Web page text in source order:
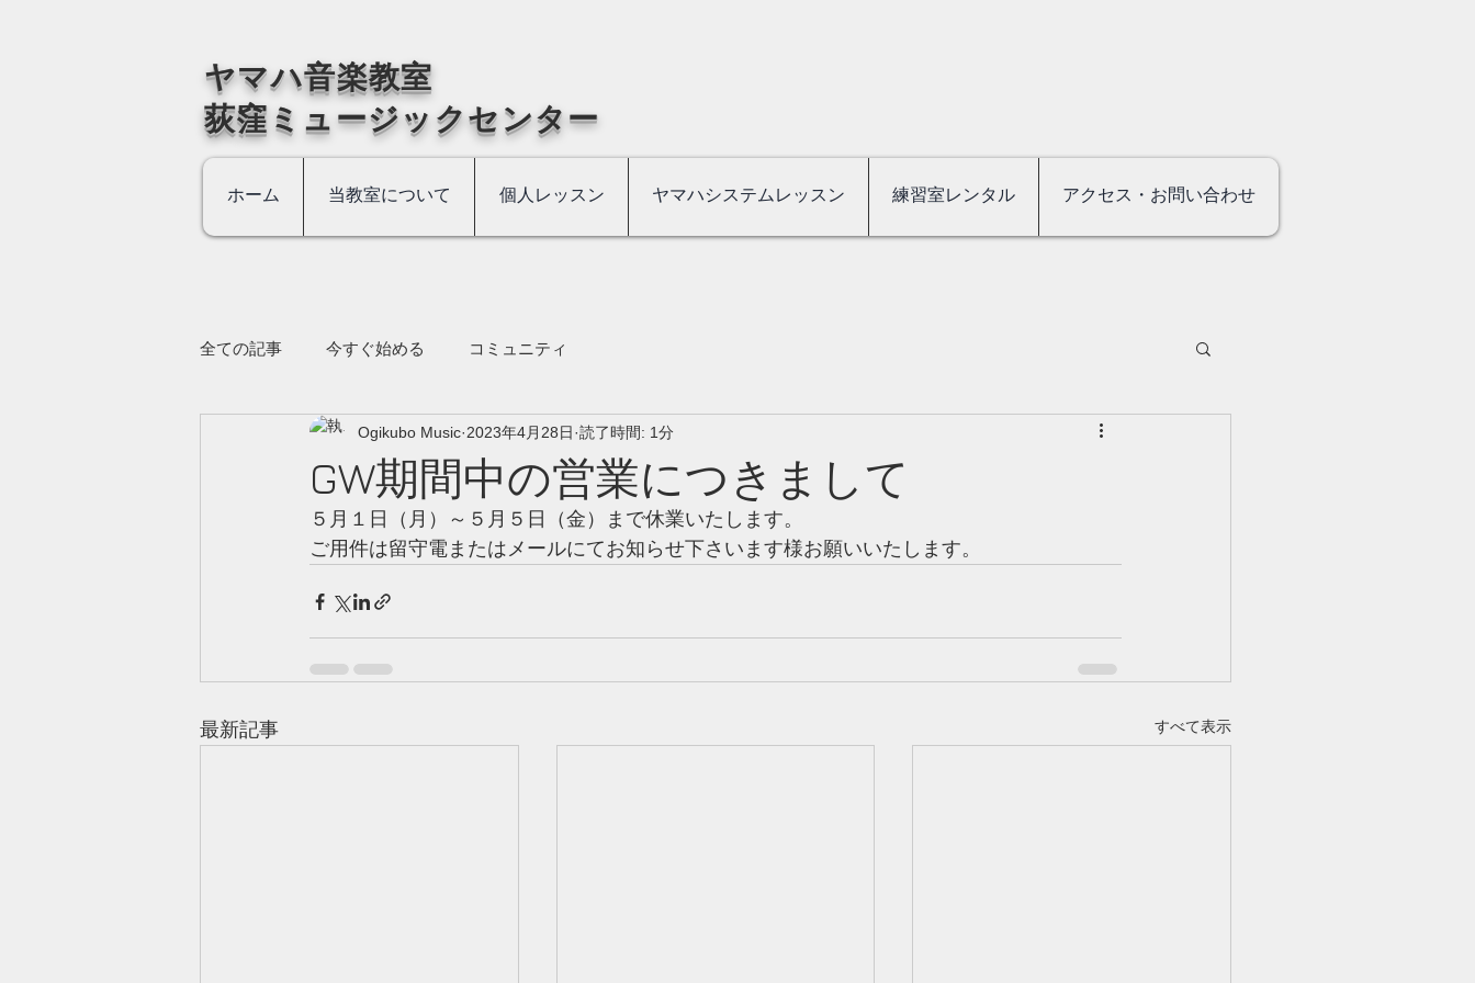
​ヤマハ音楽教室
荻窪ミュージックセンター
ホーム 当教室について 個人レッスン ヤマハシステムレッスン 練習室レンタル アクセス・お問い合わせ
全ての記事 今すぐ始める コミュニティ
GW期間中の営業につきまして
Ogikubo Music 2023年4月28日 読了時間: 1分
５月１日（月）～５月５日（金）まで休業いたします。
ご用件は留守電またはメールにてお知らせ下さいます様お願いいたします。
最新記事 すべて表示